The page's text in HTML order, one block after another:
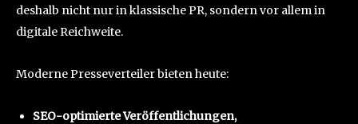
deshalb nicht nur in klassische PR, sondern vor allem in
digitale Reichweite.
Moderne Presseverteiler bieten heute:
SEO-optimierte Veröffentlichungen,